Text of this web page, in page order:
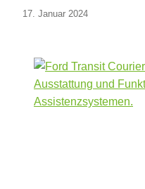
17. Januar 2024